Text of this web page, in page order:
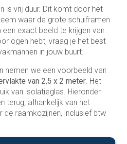
is vrij duur. Dit komt door het
waar de grote schuiframen
een exact beeld te krijgen van
ogen hebt, vraag je het best
in jouw buurt.
nemen we een voorbeeld van
van 2,5 x 2 meter. Het
van isolatieglas. Hieronder
terug, afhankelijk van het
raamkozijnen, inclusief btw